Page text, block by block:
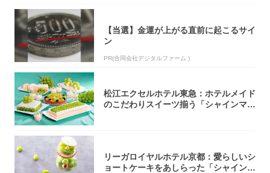
【当選】金運が上がる直前に起こるサイ
ン
PR(合同会社デジタルファーム )
松江エクセルホテル東急：ホテルメイド
のこだわりスイーツ揃う「シャインマス
リーガロイヤルホテル京都：愛らしいシ
ョートケーキをあしらった「シャインマ